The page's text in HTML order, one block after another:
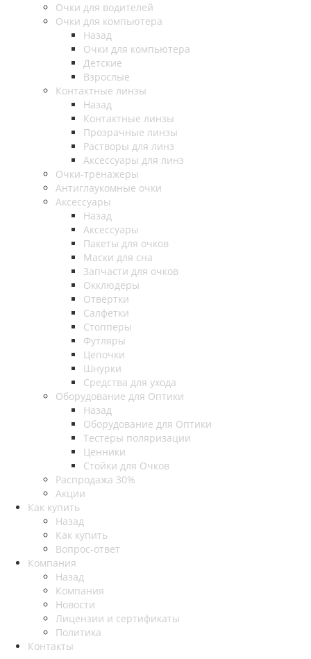
Очки для водителей
Очки для компьютера
Назад
Очки для компьютера
Детские
Взрослые
Контактные линзы
Назад
Контактные линзы
Прозрачные линзы
Растворы для линз
Аксессуары для линз
Очки-тренажеры
Антиглаукомные очки
Аксессуары
Назад
Аксессуары
Пакеты для очков
Маски для сна
Запчасти для очков
Окклюдеры
Отвёртки
Салфетки
Стопперы
Футляры
Цепочки
Шнурки
Средства для ухода
Оборудование для Оптики
Назад
Оборудование для Оптики
Тестеры поляризации
Ценники
Стойки для Очков
Распродажа 30%
Акции
Как купить
Назад
Как купить
Вопрос-ответ
Компания
Назад
Компания
Новости
Лицензии и сертификаты
Политика
Контакты